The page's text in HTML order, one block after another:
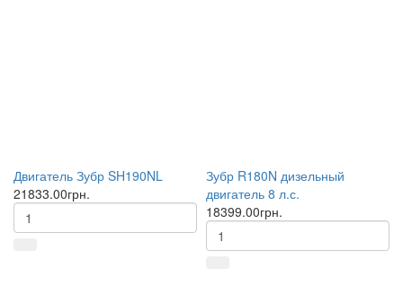
Двигатель Зубр SH190NL
21833.00грн.
Зубр R180N дизельный
двигатель 8 л.с.
18399.00грн.